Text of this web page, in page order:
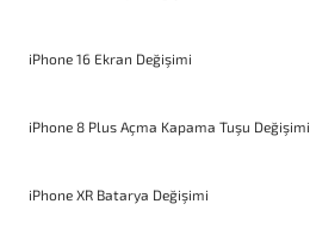
iPhone 16 Ekran Değişimi
iPhone 8 Plus Açma Kapama Tuşu Değişimi
iPhone XR Batarya Değişimi